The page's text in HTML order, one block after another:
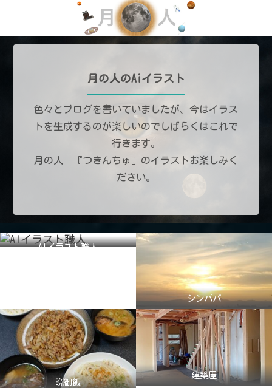
月の人のAiイラスト
色々とブログを書いていましたが、今はイラス
トを生成するのが楽しいのでしばらくはこれで
行きます。
月の人 『つきんちゅ』のイラストお楽しみく
ださい。
AIイラスト職人
シンパパ
晩御飯
建築屋